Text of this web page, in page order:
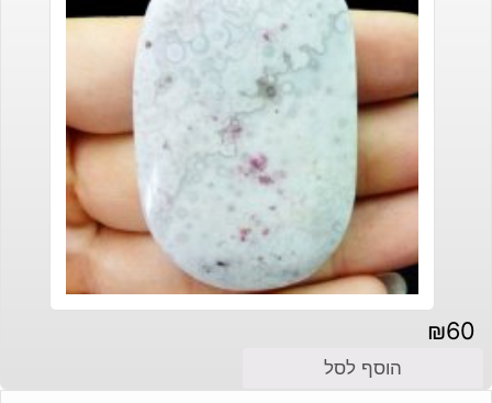
₪60
הוסף לסל